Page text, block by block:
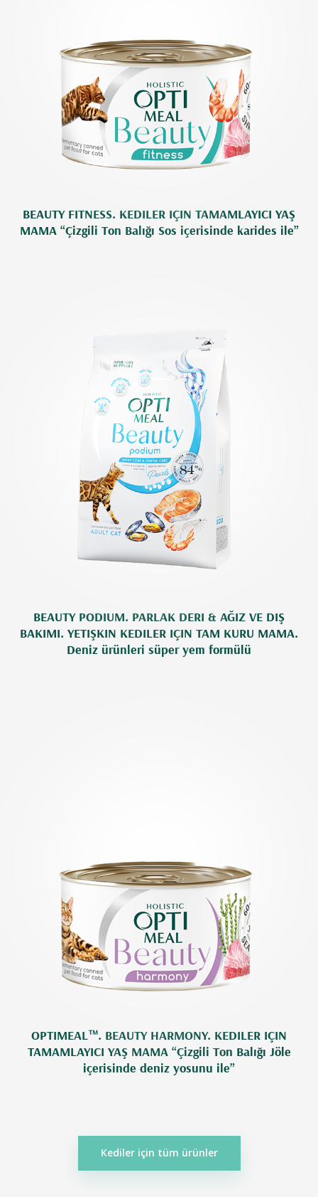
BEAUTY FITNESS. KEDILER IÇIN TAMAMLAYICI YAŞ
MAMA “Çizgili Ton Balığı Sos içerisinde karides ile”
BEAUTY PODIUM. PARLAK DERI & AĞIZ VE DIŞ
BAKIMI. YETIŞKIN KEDILER IÇIN TAM KURU MAMA.
Deniz ürünleri süper yem formülü
OPTIMEAL™. BEAUTY HARMONY. KEDILER IÇIN
TAMAMLAYICI YAŞ MAMA “Çizgili Ton Balığı Jöle
içerisinde deniz yosunu ile”
Kediler için tüm ürünler